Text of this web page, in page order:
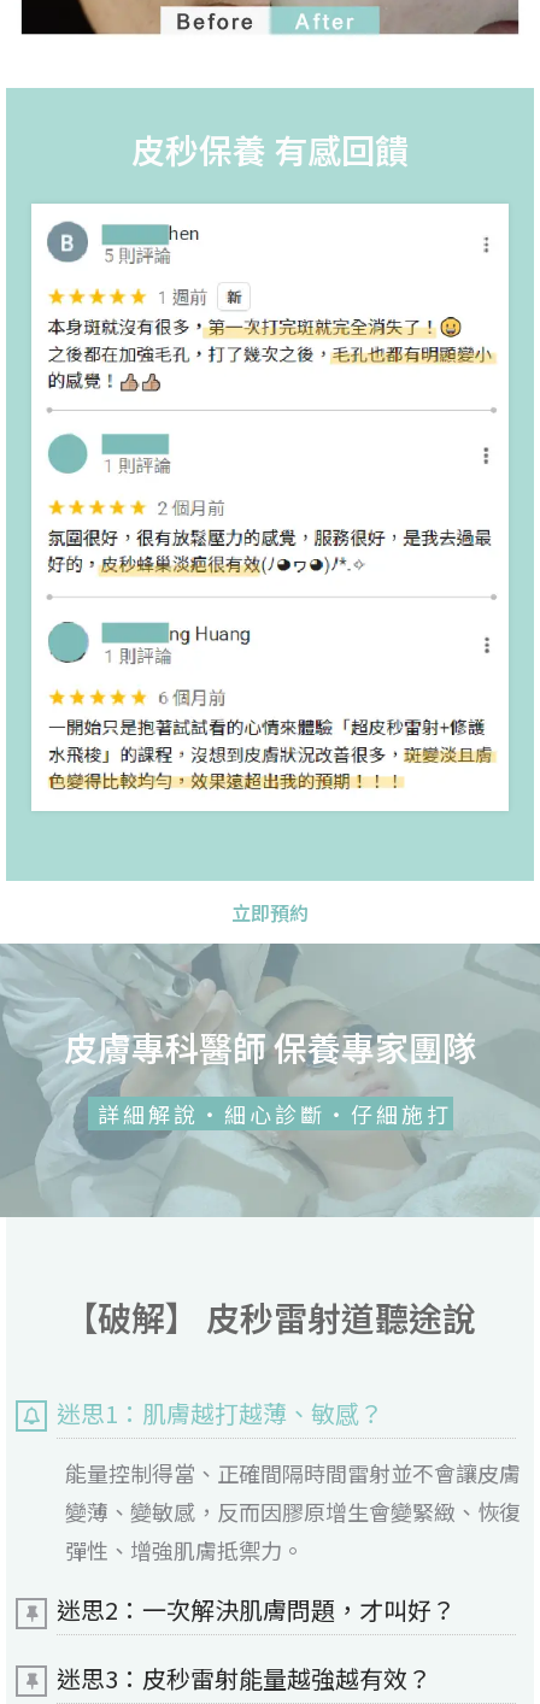
皮秒保養 有感回饋
立即預約
皮膚專科醫師 保養專家團隊
詳細解說・細心診斷・仔細施打
【破解】 皮秒雷射道聽途說
迷思1：肌膚越打越薄、敏感？
能量控制得當、正確間隔時間雷射並不會讓皮膚
變薄、變敏感，反而因膠原增生會變緊緻、恢復
彈性、增強肌膚抵禦力。
迷思2：一次解決肌膚問題，才叫好？
迷思3：皮秒雷射能量越強越有效？